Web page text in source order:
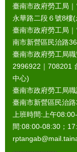
臺南市政府勞工局
永華路二段６號8樓
臺南市政府勞工局
南市新營區民治路
臺南市政府勞工局
2996922｜ 708201
中心)
臺南市政府勞工局
臺南市新營區民治
上班時間:上午
間:08:00-08:30；